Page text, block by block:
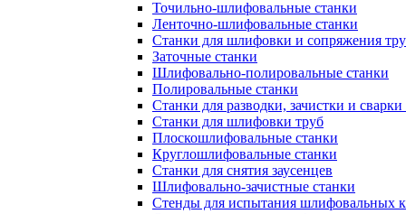
Точильно-шлифовальные станки
Ленточно-шлифовальные станки
Станки для шлифовки и сопряжения
Заточные станки
Шлифовально-полировальные станки
Полировальные станки
Станки для разводки, зачистки и сварки
Станки для шлифовки труб
Плоскошлифовальные станки
Круглошлифовальные станки
Станки для снятия заусенцев
Шлифовально-зачистные станки
Стенды для испытания шлифовальных